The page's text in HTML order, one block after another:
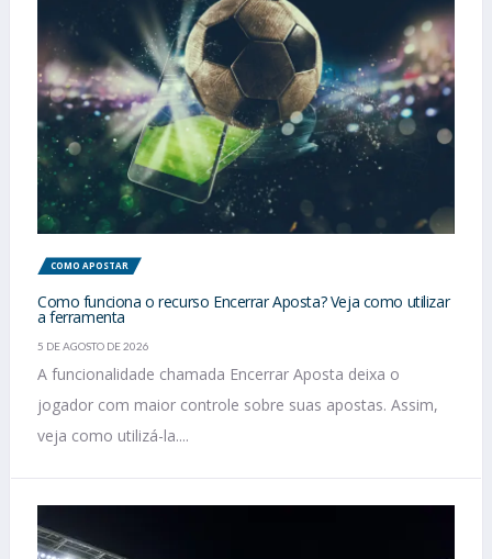
COMO APOSTAR
Como funciona o recurso Encerrar Aposta? Veja como utilizar
a ferramenta
5 DE AGOSTO DE 2026
A funcionalidade chamada Encerrar Aposta deixa o
jogador com maior controle sobre suas apostas. Assim,
veja como utilizá-la....